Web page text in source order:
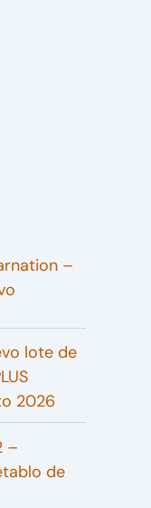
–
lote de
2026
–
de